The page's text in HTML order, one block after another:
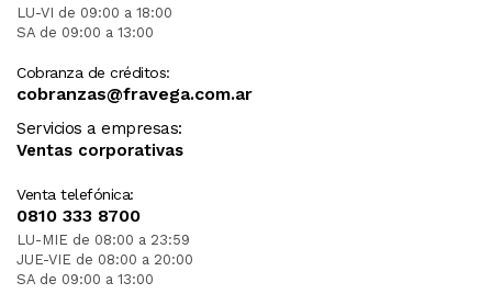
LU-VI de 09:00 a 18:00
SA de 09:00 a 13:00
Cobranza de créditos:
cobranzas@fravega.com.ar
Servicios a empresas:
Ventas corporativas
Venta telefónica:
0810 333 8700
LU-MIE de 08:00 a 23:59
JUE-VIE de 08:00 a 20:00
SA de 09:00 a 13:00